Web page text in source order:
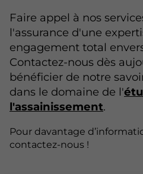
Faire appel à nos
l'assurance d'une
engagement total
Contactez-nous dès
bénéficier de notre
dans le domaine de l'
l'assainissement.
Pour davantage
contactez-nous !